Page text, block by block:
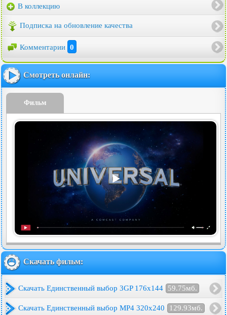
В коллекцию
Подписка на обновление качества
Комментарии 0
Смотреть онлайн:
Фильм
Скачать фильм:
Скачать Единственный выбор 3GP 176x144 59.75мб.
Скачать Единственный выбор MP4 320x240 129.93мб.